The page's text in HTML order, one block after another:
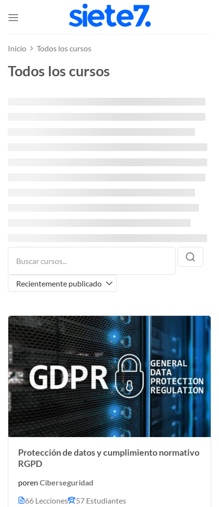
Inicio
Todos los cursos
Todos los cursos
Protección de datos y cumplimiento normativo
RGPD
poren Ciberseguridad
66 Lecciones
57 Estudiantes